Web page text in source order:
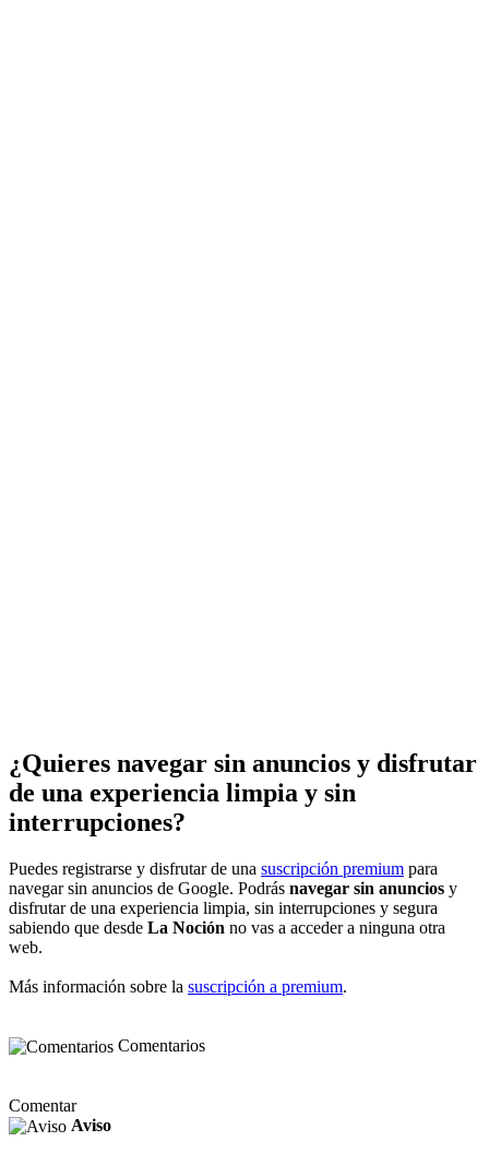
¿Quieres navegar sin anuncios y disfrutar
de una experiencia limpia y sin
interrupciones?
Puedes registrarse y disfrutar de una suscripción premium para
navegar sin anuncios de Google. Podrás navegar sin anuncios y
disfrutar de una experiencia limpia, sin interrupciones y segura
sabiendo que desde La Noción no vas a acceder a ninguna otra
web.
Más información sobre la suscripción a premium.
Comentarios
Comentar
Aviso